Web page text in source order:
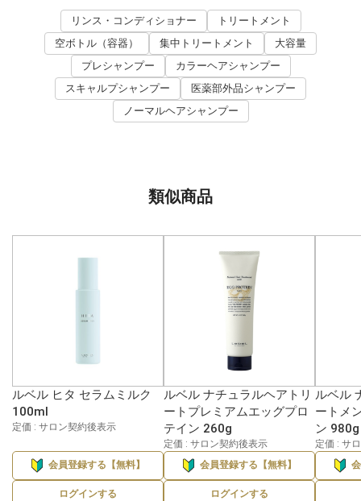
リンス・コンディショナー
トリートメント
空ボトル（容器）
集中トリートメント
大容量
プレシャンプー
カラーヘアシャンプー
スキャルプシャンプー
医薬部外品シャンプー
ノーマルヘアシャンプー
類似商品
ルベル ヒタ セラムミルク
100ml
定価 : サロン契約後表示
会員登録する【無料】
ログインする
ルベル ナチュラルヘアトリ
ートプレミアムエッグプロ
テイン 260g
定価 : サロン契約後表示
会員登録する【無料】
ログインする
ルベル
ートメ
ン 980g
定価 : サ